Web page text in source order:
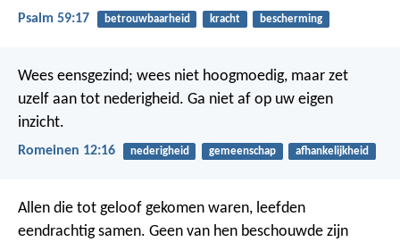
Psalm 59:17 betrouwbaarheid kracht bescherming
Wees eensgezind; wees niet hoogmoedig, maar zet
uzelf aan tot nederigheid. Ga niet af op uw eigen
inzicht.
Romeinen 12:16 nederigheid gemeenschap afhankelijkheid
Allen die tot geloof gekomen waren, leefden
eendrachtig samen. Geen van hen beschouwde zijn